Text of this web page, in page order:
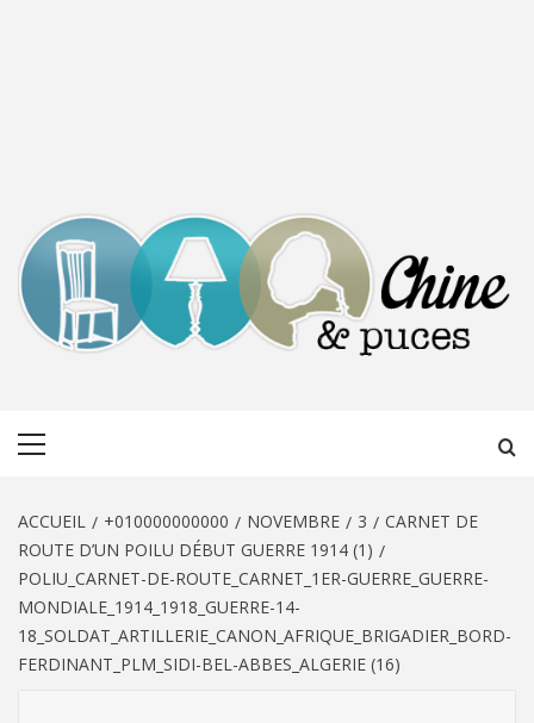
ACCUEIL +010000000000 NOVEMBRE 3
CARNET DE
ROUTE D’UN POILU DÉBUT GUERRE 1914 (1)
POLIU_CARNET-DE-ROUTE_CARNET_1ER-GUERRE_GUERRE-
MONDIALE_1914_1918_GUERRE-14-
18_SOLDAT_ARTILLERIE_CANON_AFRIQUE_BRIGADIER_BORD-
FERDINANT_PLM_SIDI-BEL-ABBES_ALGERIE (16)